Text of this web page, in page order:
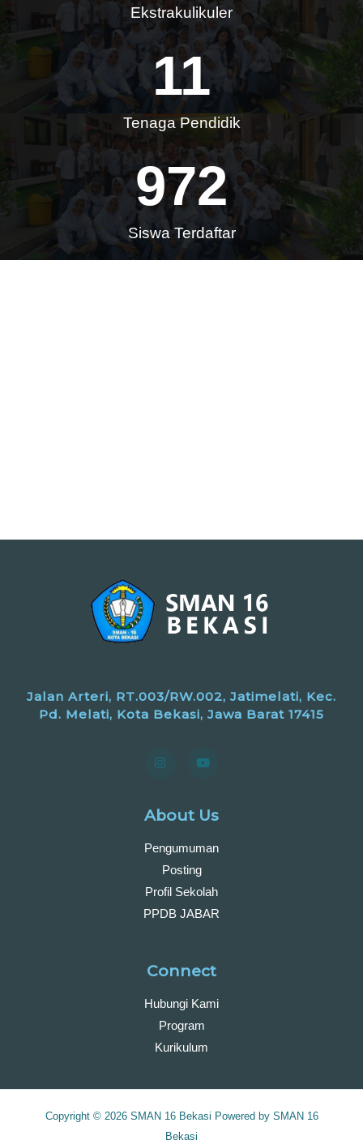
Ekstrakulikuler
11
Tenaga Pendidik
972
Siswa Terdaftar
Jalan Arteri, RT.003/RW.002, Jatimelati, Kec.
Pd. Melati, Kota Bekasi, Jawa Barat 17415
About Us
Pengumuman
Posting
Profil Sekolah
PPDB JABAR
Connect
Hubungi Kami
Program
Kurikulum
Copyright © 2026 SMAN 16 Bekasi Powered by SMAN 16
Bekasi